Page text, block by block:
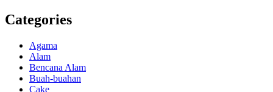
Categories
Agama
Alam
Bencana Alam
Buah-buahan
Cake